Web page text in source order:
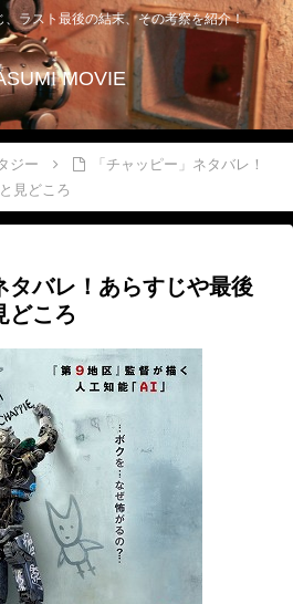
ラスト最後の結末、その考察を紹介！
MOVIE
ジー
「チャッピー」ネタバレ！
見どころ
タバレ！あらすじや最後
どころ